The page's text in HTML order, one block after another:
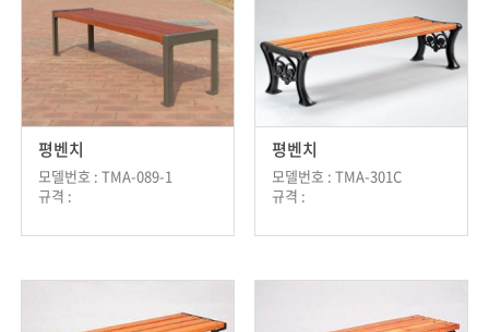
평벤치
모델번호 : TMA-089-1
규격 :
평벤치
모델번호 : TMA-301C
규격 :